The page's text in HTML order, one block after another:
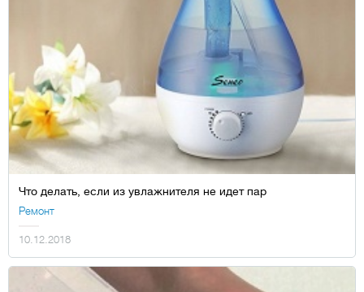
Что делать, если из увлажнителя не идет пар
Ремонт
10.12.2018